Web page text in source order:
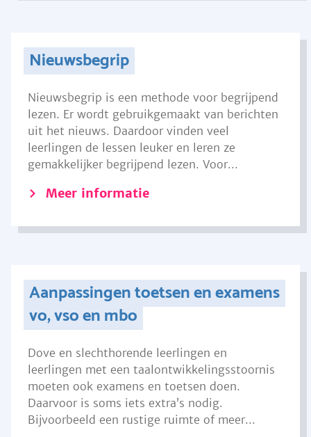
Nieuwsbegrip
Nieuwsbegrip is een methode voor begrijpend
lezen. Er wordt gebruikgemaakt van berichten
uit het nieuws. Daardoor vinden veel
leerlingen de lessen leuker en leren ze
gemakkelijker begrijpend lezen. Voor...
Meer informatie
Aanpassingen toetsen en examens
vo, vso en mbo
Dove en slechthorende leerlingen en
leerlingen met een taalontwikkelingsstoornis
moeten ook examens en toetsen doen.
Daarvoor is soms iets extra’s nodig.
Bijvoorbeeld een rustige ruimte of meer...